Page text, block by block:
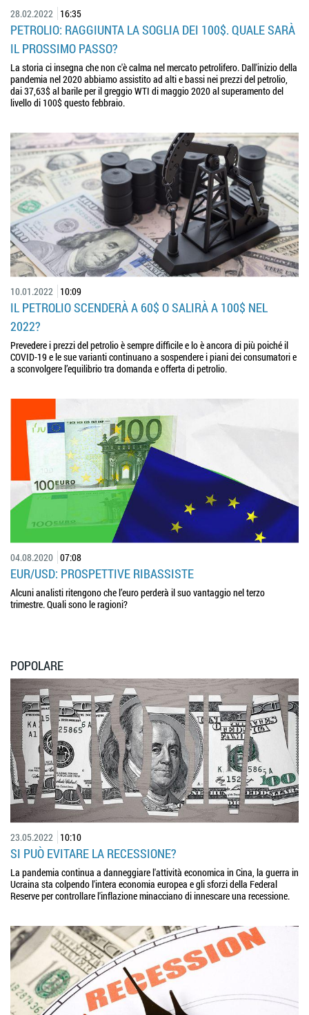
28.02.2022 16:35
PETROLIO: RAGGIUNTA LA SOGLIA DEI 100$. QUALE SARÀ
IL PROSSIMO PASSO?
La storia ci insegna che non c'è calma nel mercato petrolifero. Dall'inizio della
pandemia nel 2020 abbiamo assistito ad alti e bassi nei prezzi del petrolio,
dai 37,63$ al barile per il greggio WTI di maggio 2020 al superamento del
livello di 100$ questo febbraio.
10.01.2022 10:09
IL PETROLIO SCENDERÀ A 60$ O SALIRÀ A 100$ NEL
2022?
Prevedere i prezzi del petrolio è sempre difficile e lo è ancora di più poiché il
COVID-19 e le sue varianti continuano a sospendere i piani dei consumatori e
a sconvolgere l’equilibrio tra domanda e offerta di petrolio.
04.08.2020 07:08
EUR/USD: PROSPETTIVE RIBASSISTE
Alcuni analisti ritengono che l’euro perderà il suo vantaggio nel terzo
trimestre. Quali sono le ragioni?
POPOLARE
23.05.2022 10:10
SI PUÒ EVITARE LA RECESSIONE?
La pandemia continua a danneggiare l'attività economica in Cina, la guerra in
Ucraina sta colpendo l'intera economia europea e gli sforzi della Federal
Reserve per controllare l'inflazione minacciano di innescare una recessione.